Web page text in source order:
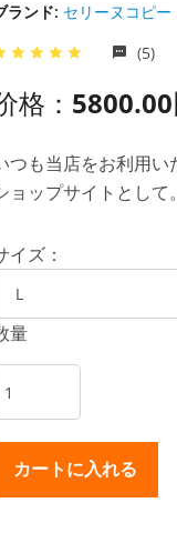
ランド: セリーヌコピー
(5)
格：
つも当店をお利用
ョップサイトとして。
イズ：
量